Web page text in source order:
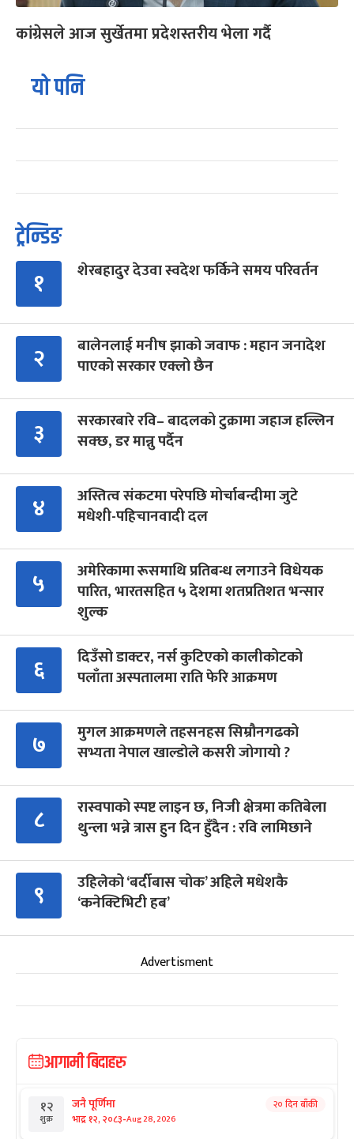
कांग्रेसले आज सुर्खेतमा प्रदेशस्तरीय भेला गर्दै
यो पनि
ट्रेन्डिङ
१ शेरबहादुर देउवा स्वदेश फर्किने समय परिवर्तन
२
बालेनलाई मनीष झाको जवाफ : महान जनादेश
पाएको सरकार एक्लो छैन
३
सरकारबारे रवि– बादलको टुक्रामा जहाज हल्लिन
सक्छ, डर मान्नु पर्दैन
४
अस्तित्व संकटमा परेपछि मोर्चाबन्दीमा जुटे
मधेशी-पहिचानवादी दल
५
अमेरिकामा रूसमाथि प्रतिबन्ध लगाउने विधेयक
पारित, भारतसहित ५ देशमा शतप्रतिशत भन्सार
शुल्क
६
दिउँसो डाक्टर, नर्स कुटिएको कालीकोटको
पलाँता अस्पतालमा राति फेरि आक्रमण
७
मुगल आक्रमणले तहसनहस सिम्रौनगढको
सभ्यता नेपाल खाल्डोले कसरी जोगायो ?
८
रास्वपाको स्पष्ट लाइन छ, निजी क्षेत्रमा कतिबेला
थुन्ला भन्ने त्रास हुन दिन हुँदैन : रवि लामिछाने
९
उहिलेको ‘बर्दीबास चोक’ अहिले मधेशकै
‘कनेक्टिभिटी हब’
Advertisment
आगामी बिदाहरु
१२
शुक्र
जनै पूर्णिमा
भाद्र १२, २०८३-Aug 28, 2026
२० दिन बाँकी